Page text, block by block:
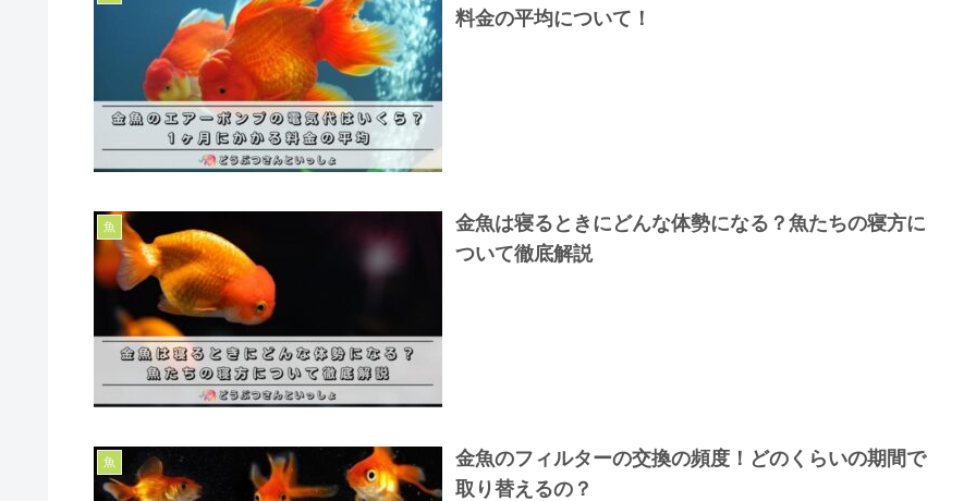
料金の平均について！
魚
金魚は寝るときにどんな体勢になる？魚たちの寝方に
ついて徹底解説
魚
金魚のフィルターの交換の頻度！どのくらいの期間で
取り替えるの？